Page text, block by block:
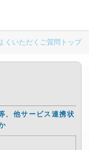
くいただくご質問トップ
、他サービス連携状